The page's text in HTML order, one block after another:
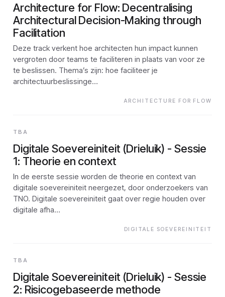
Architecture for Flow: Decentralising
Architectural Decision-Making through
Facilitation
Deze track verkent hoe architecten hun impact kunnen
vergroten door teams te faciliteren in plaats van voor ze
te beslissen. Thema’s zijn: hoe faciliteer je
architectuurbeslissinge…
ARCHITECTURE FOR FLOW
TBA
Digitale Soevereiniteit (Drieluik) - Sessie
1: Theorie en context
In de eerste sessie worden de theorie en context van
digitale soevereiniteit neergezet, door onderzoekers van
TNO. Digitale soevereiniteit gaat over regie houden over
digitale afha…
DIGITALE SOEVEREINITEIT
TBA
Digitale Soevereiniteit (Drieluik) - Sessie
2: Risicogebaseerde methode